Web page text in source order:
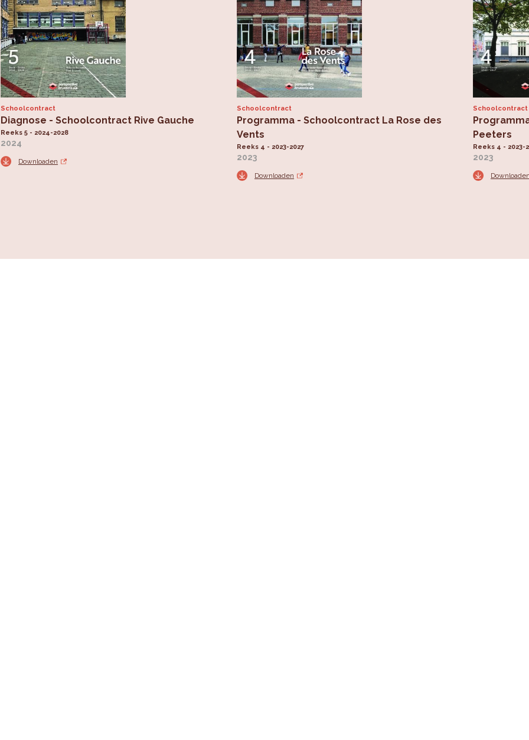
Schoolcontract
Diagnose - Schoolcontract Rive Gauche
Reeks 5 - 2024-2028
2024
Downloaden
Schoolcontract
Programma - Schoolcontract La Rose des
Vents
Reeks 4 - 2023-2027
2023
Downloaden
Schoolcontract
Peeters
Reeks 4 - 2023-
2023